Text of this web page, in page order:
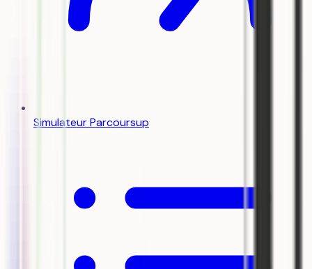
Simulateur Parcoursup